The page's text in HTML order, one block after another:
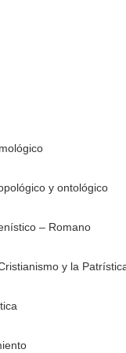
y ontológico
– Romano
y la